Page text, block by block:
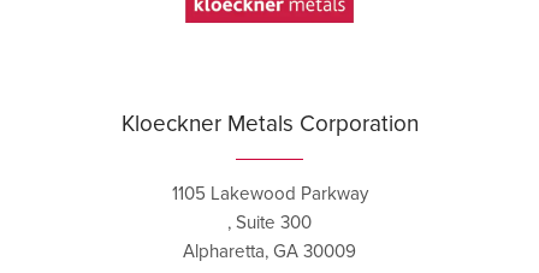
Kloeckner Metals Corporation
1105 Lakewood Parkway
, Suite 300
Alpharetta, GA 30009